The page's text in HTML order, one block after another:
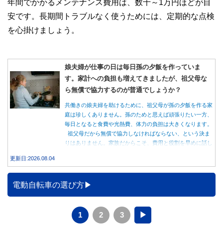
年間でかかるメンテナンス費用は、数千～1万円ほどが目
安です。長期間トラブルなく使うためには、定期的な点検
を心掛けましょう。
娘夫婦が仕事の日は毎日孫の夕飯を作っていま
す。家計への負担も増えてきましたが、祖父母な
ら無償で協力するのが普通でしょうか？
共働きの娘夫婦を助けるために、祖父母が孫の夕飯を作る家
庭は珍しくありません。孫のためと思えば頑張りたい一方、
毎日となると食費や光熱費、体力の負担は大きくなります。
祖父母だから無償で協力しなければならない、という決ま
りはありません。家族だからこそ、費用と役割を早めに話し
更新日:2026.08.04
電動自転車の選び方
1 2 3 ▶